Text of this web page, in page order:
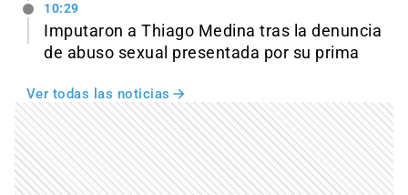
10:29
Imputaron a Thiago Medina tras la denuncia
de abuso sexual presentada por su prima
Ver todas las noticias